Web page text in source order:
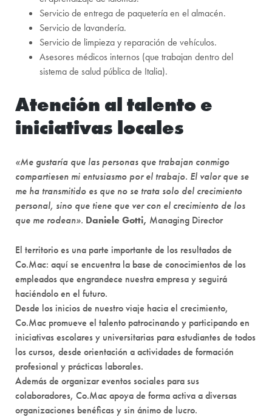
Servicio de entrega de paquetería en el almacén.
Servicio de lavandería.
Servicio de limpieza y reparación de vehículos.
Asesores médicos internos (que trabajan dentro del
sistema de salud pública de Italia).
Atención al talento e
iniciativas locales
«Me gustaría que las personas que trabajan conmigo
compartiesen mi entusiasmo por el trabajo. El valor que se
me ha transmitido es que no se trata solo del crecimiento
personal, sino que tiene que ver con el crecimiento de los
que me rodean». Daniele Gotti, Managing Director
El territorio es una parte importante de los resultados de
Co.Mac: aquí se encuentra la base de conocimientos de los
empleados que engrandece nuestra empresa y seguirá
haciéndolo en el futuro.
Desde los inicios de nuestro viaje hacia el crecimiento,
Co.Mac promueve el talento patrocinando y participando en
iniciativas escolares y universitarias para estudiantes de todos
los cursos, desde orientación a actividades de formación
profesional y prácticas laborales.
Además de organizar eventos sociales para sus
colaboradores, Co.Mac apoya de forma activa a diversas
organizaciones benéficas y sin ánimo de lucro.